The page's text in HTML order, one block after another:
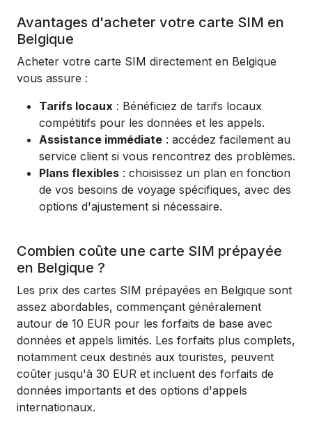
Avantages d'acheter votre carte SIM en
Belgique
Acheter votre carte SIM directement en Belgique
vous assure :
Tarifs locaux : Bénéficiez de tarifs locaux
compétitifs pour les données et les appels.
Assistance immédiate : accédez facilement au
service client si vous rencontrez des problèmes.
Plans flexibles : choisissez un plan en fonction
de vos besoins de voyage spécifiques, avec des
options d'ajustement si nécessaire.
Combien coûte une carte SIM prépayée
en Belgique ?
Les prix des cartes SIM prépayées en Belgique sont
assez abordables, commençant généralement
autour de 10 EUR pour les forfaits de base avec
données et appels limités. Les forfaits plus complets,
notamment ceux destinés aux touristes, peuvent
coûter jusqu'à 30 EUR et incluent des forfaits de
données importants et des options d'appels
internationaux.